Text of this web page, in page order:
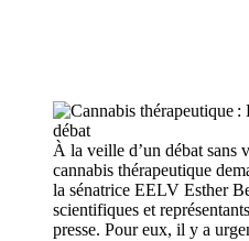
À la veille d’un débat sans
cannabis thérapeutique
la sénatrice EELV Esther
scientifiques et
presse. Pour eux, il y a